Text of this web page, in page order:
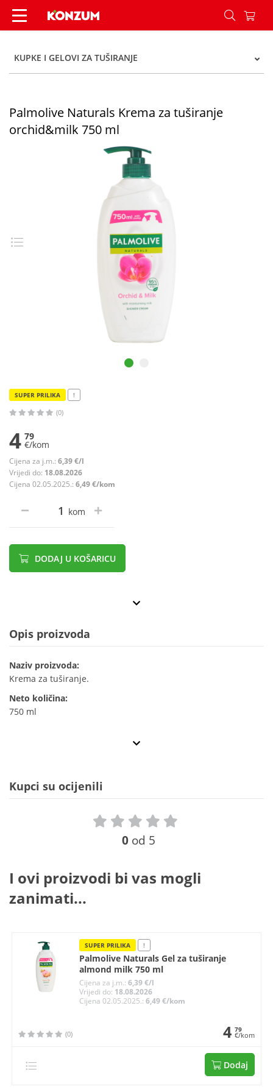
Palmolive Naturals Krema za tuširanje
KUPKE I GELOVI ZA TUŠIRANJE
Palmolive Naturals Krema za tuširanje
orchid&milk 750 ml
SUPER PRILIKA !
(0)
4 79
€/kom
Cijena za j.m.: 6,39 €/l
Vrijedi do: 18.08.2026
Cijena 02.05.2025.: 6,49 €/kom
kom
DODAJ U KOŠARICU
Opis proizvoda
Naziv proizvoda:
Krema za tuširanje.
Neto količina:
750 ml
Kupci su ocijenili
0 od 5
I ovi proizvodi bi vas mogli
zanimati...
SUPER PRILIKA !
Palmolive Naturals Gel za tuširanje
almond milk 750 ml
Cijena za j.m.:6,39 €/l
Vrijedi do: 18.08.2026
Cijena 02.05.2025.:6,49 €/kom
(0) 4 79
€/kom
Dodaj